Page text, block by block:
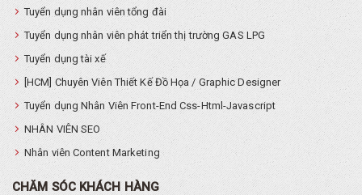
Tuyển dụng nhân viên tổng đài
Tuyển dụng nhân viên phát triển thị trường GAS LPG
Tuyển dụng tài xế
[HCM] Chuyên Viên Thiết Kế Đồ Họa / Graphic Designer
Tuyển dụng Nhân Viên Front-End Css-Html-Javascript
NHÂN VIÊN SEO
Nhân viên Content Marketing
CHĂM SÓC KHÁCH HÀNG